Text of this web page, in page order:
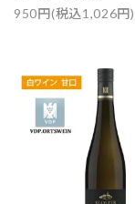
950円(税込1,026円)